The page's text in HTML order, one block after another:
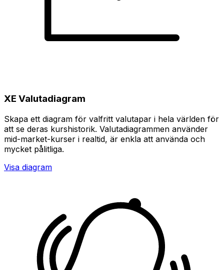
XE Valutadiagram
Skapa ett diagram för valfritt valutapar i hela världen för
att se deras kurshistorik. Valutadiagrammen använder
mid-market-kurser i realtid, är enkla att använda och
mycket pålitliga.
Visa diagram